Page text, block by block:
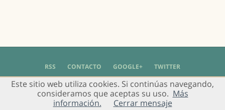
RSS CONTACTO GOOGLE+ TWITTER
© 2004 - 2018 Grupo de Usuarios de Gimp en Español -Política de Privacidad
Aviso Legal
Este sitio web utiliza cookies. Si continúas navegando,
consideramos que aceptas su uso. Más
información.
Cerrar mensaje